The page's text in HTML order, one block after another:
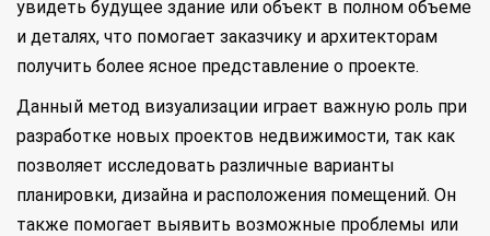
увидеть будущее здание или объект в полном объеме
и деталях, что помогает заказчику и архитекторам
получить более ясное представление о проекте.
Данный метод визуализации играет важную роль при
разработке новых проектов недвижимости, так как
позволяет исследовать различные варианты
планировки, дизайна и расположения помещений. Он
также помогает выявить возможные проблемы или